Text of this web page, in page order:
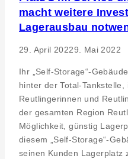
macht weitere
Lagerausbau
29. April 20229. Mai 2022
Ihr „Self-Storage“-
hinter der Total-Tankstelle,
Reutlingerinnen und
der gesamten Region
Möglichkeit, günstig
diesem „Self-Storage“-
seinen Kunden Lagerplatz